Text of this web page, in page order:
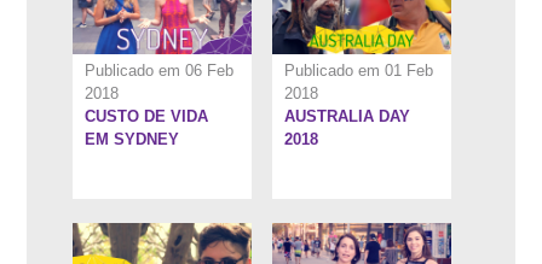
Publicado em 06 Feb
2018
CUSTO DE VIDA
EM SYDNEY
Publicado em 01 Feb
2018
AUSTRALIA DAY
2018